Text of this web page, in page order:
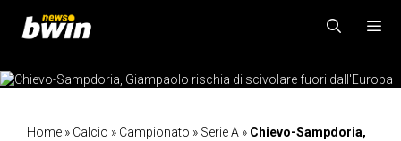
contenuto
MENU
Home » Calcio » Campionato » Serie A » Chievo-Sampdoria,